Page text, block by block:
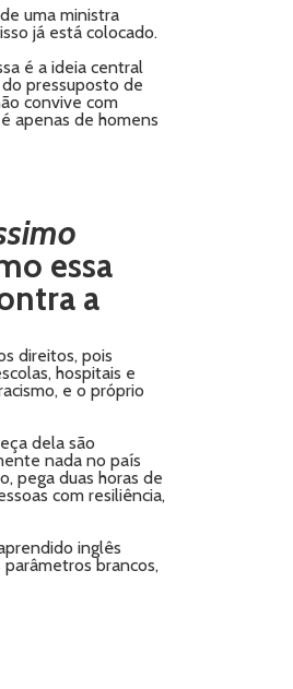
uma ministra
já está colocado.
é a ideia central
pressuposto de
convive com
apenas de homens
essa
a
direitos, pois
hospitais e
e o próprio
dela são
nada no país
pega duas horas de
com resiliência,
inglês
brancos,